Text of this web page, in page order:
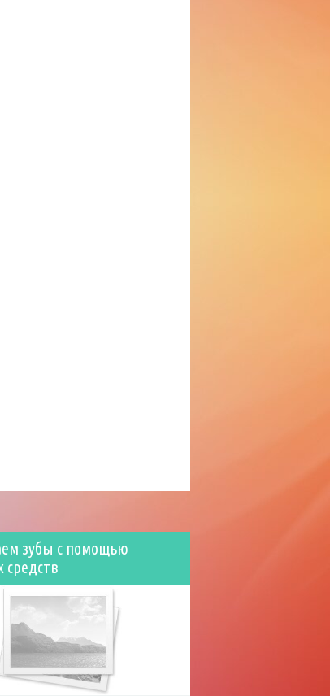
зубы с помощью
средств